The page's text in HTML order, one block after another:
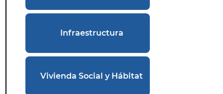
Infraestructura
Vivienda Social y Hábitat